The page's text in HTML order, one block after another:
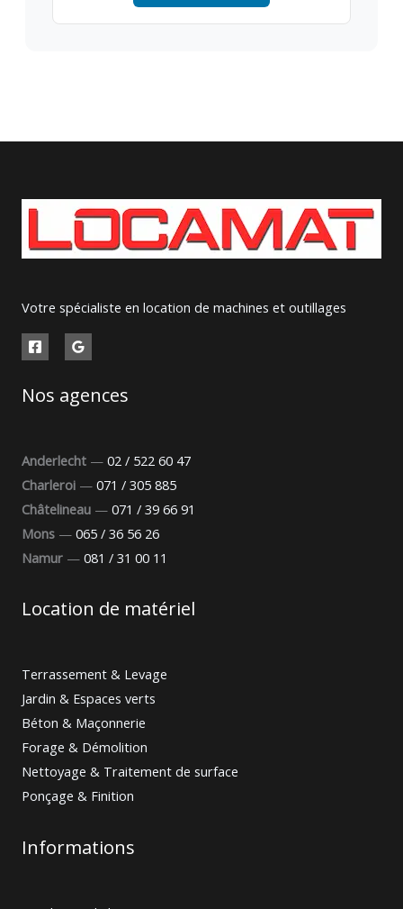
Votre spécialiste en location de machines et outillages
Nos agences
Anderlecht — 02 / 522 60 47
Charleroi — 071 / 305 885
Châtelineau — 071 / 39 66 91
Mons — 065 / 36 56 26
Namur — 081 / 31 00 11
Location de matériel
Terrassement & Levage
Jardin & Espaces verts
Béton & Maçonnerie
Forage & Démolition
Nettoyage & Traitement de surface
Ponçage & Finition
Informations